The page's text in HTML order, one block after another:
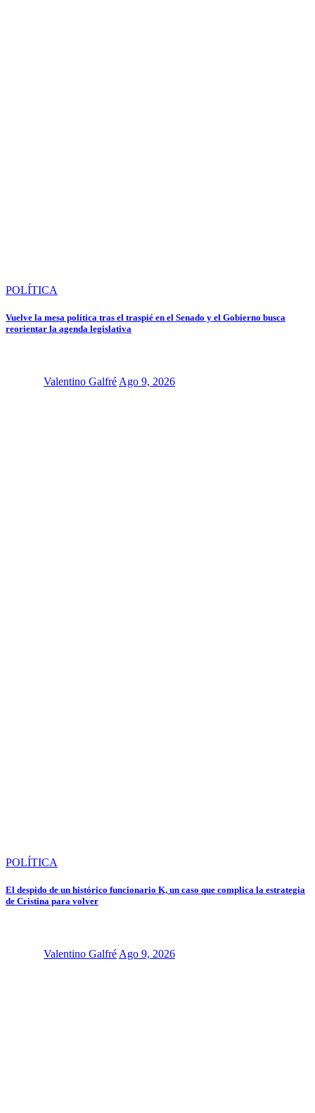
POLÍTICA
Vuelve la mesa política tras el traspié en el Senado y el Gobierno busca
reorientar la agenda legislativa
Valentino Galfré Ago 9, 2026
POLÍTICA
El despido de un histórico funcionario K, un caso que complica la estrategia
de Cristina para volver
Valentino GalfréAgo 9, 2026